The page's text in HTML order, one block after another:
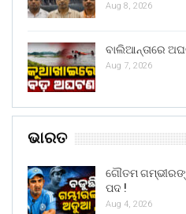
Aug 8, 2026
ବାଲିଆନ୍ତାରେ
Aug 7, 2026
ଭାରତ
ଗୌତମ
ପଦ !
Aug 4, 2026